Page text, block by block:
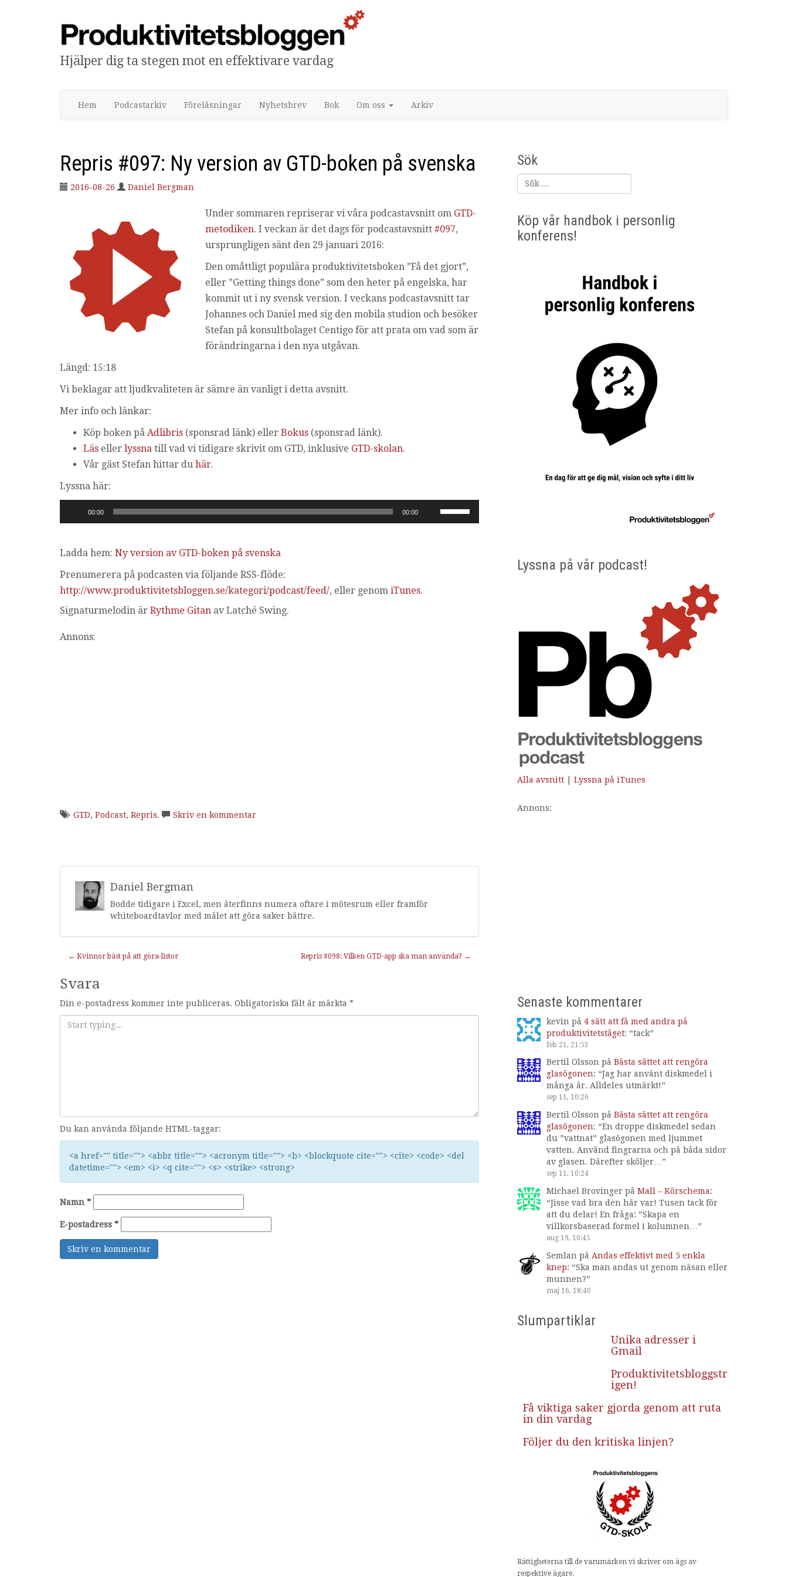
Produktivitetsbloggen
Hjälper dig ta stegen mot en effektivare vardag
Hem Podcastarkiv Föreläsningar Nyhetsbrev Bok Om oss Arkiv
Repris #097: Ny version av GTD-boken på svenska
2016-08-26 Daniel Bergman
Under sommaren repriserar vi våra podcastavsnitt om GTD-
metodiken. I veckan är det dags för podcastavsnitt #097,
ursprungligen sänt den 29 januari 2016:
Den omåttligt populära produktivitetsboken ”Få det gjort”,
eller ”Getting things done” som den heter på engelska, har
kommit ut i ny svensk version. I veckans podcastavsnitt tar
Johannes och Daniel med sig den mobila studion och besöker
Stefan på konsultbolaget Centigo för att prata om vad som är
förändringarna i den nya utgåvan.
Längd: 15:18
Vi beklagar att ljudkvaliteten är sämre än vanligt i detta avsnitt.
Mer info och länkar:
Köp boken på Adlibris (sponsrad länk) eller Bokus (sponsrad länk).
Läs eller lyssna till vad vi tidigare skrivit om GTD, inklusive GTD-skolan.
Vår gäst Stefan hittar du här.
Lyssna här:
Ljudspelare
00:00 00:00
Använd
upp/ner-
Ladda hem: Ny version av GTD-boken på svenska
Prenumerera på podcasten via följande RSS-flöde:
http://www.produktivitetsbloggen.se/kategori/podcast/feed/, eller genom iTunes.
Signaturmelodin är Rythme Gitan av Latché Swing.
Annons:
GTD, Podcast, Repris. Skriv en kommentar
Daniel Bergman
Bodde tidigare i Excel, men återfinns numera oftare i mötesrum eller framför
whiteboardtavlor med målet att göra saker bättre.
Inläggnavigering
← Kvinnor bäst på att göra-listor Repris #098: Vilken GTD-app ska man använda? →
Svara
Din e-postadress kommer inte publiceras. Obligatoriska fält är märkta *
Du kan använda följande HTML-taggar:
<a href="" title=""> <abbr title=""> <acronym title=""> <b> <blockquote cite=""> <cite> <code> <del
datetime=""> <em> <i> <q cite=""> <s> <strike> <strong>
Namn *
E-postadress *
Sök
Köp vår handbok i personlig
konferens!
Lyssna på vår podcast!
Alla avsnitt Lyssna på iTunes
Annons:
Senaste kommentarer
kevin på 4 sätt att få med andra på
produktivitetståget: “tack”
feb 21, 21:53
Bertil Olsson på Bästa sättet att rengöra
glasögonen: “Jag har använt diskmedel i
många år. Alldeles utmärkt!”
sep 11, 10:26
Bertil Olsson på Bästa sättet att rengöra
glasögonen: “En droppe diskmedel sedan
du ”vattnat” glasögonen med ljummet
vatten. Använd fingrarna och på båda sidor
av glasen. Därefter sköljer…”
sep 11, 10:24
Michael Brovinger på Mall – Körschema:
“Jisse vad bra den här var! Tusen tack för
att du delar! En fråga: ”Skapa en
villkorsbaserad formel i kolumnen… ”
aug 19, 10:45
Semlan på Andas effektivt med 5 enkla
knep: “Ska man andas ut genom näsan eller
munnen?”
maj 16, 18:40
Slumpartiklar
Unika adresser i
Gmail
Produktivitetsbloggsträff,
igen!
Få viktiga saker gjorda genom att ruta
in din vardag
Följer du den kritiska linjen?
Rättigheterna till de varumärken vi skriver om ägs av
respektive ägare.